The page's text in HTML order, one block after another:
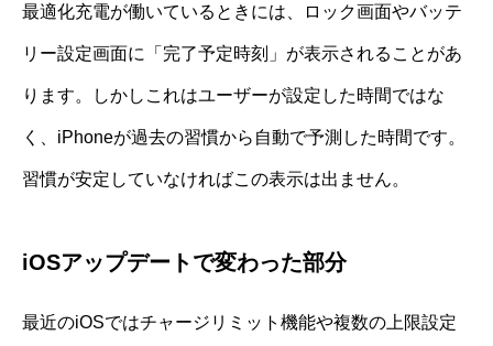
最適化充電が働いているときには、ロック画面やバッテ
リー設定画面に「完了予定時刻」が表示されることがあ
ります。しかしこれはユーザーが設定した時間ではな
く、iPhoneが過去の習慣から自動で予測した時間です。
習慣が安定していなければこの表示は出ません。
iOSアップデートで変わった部分
最近のiOSではチャージリミット機能や複数の上限設定